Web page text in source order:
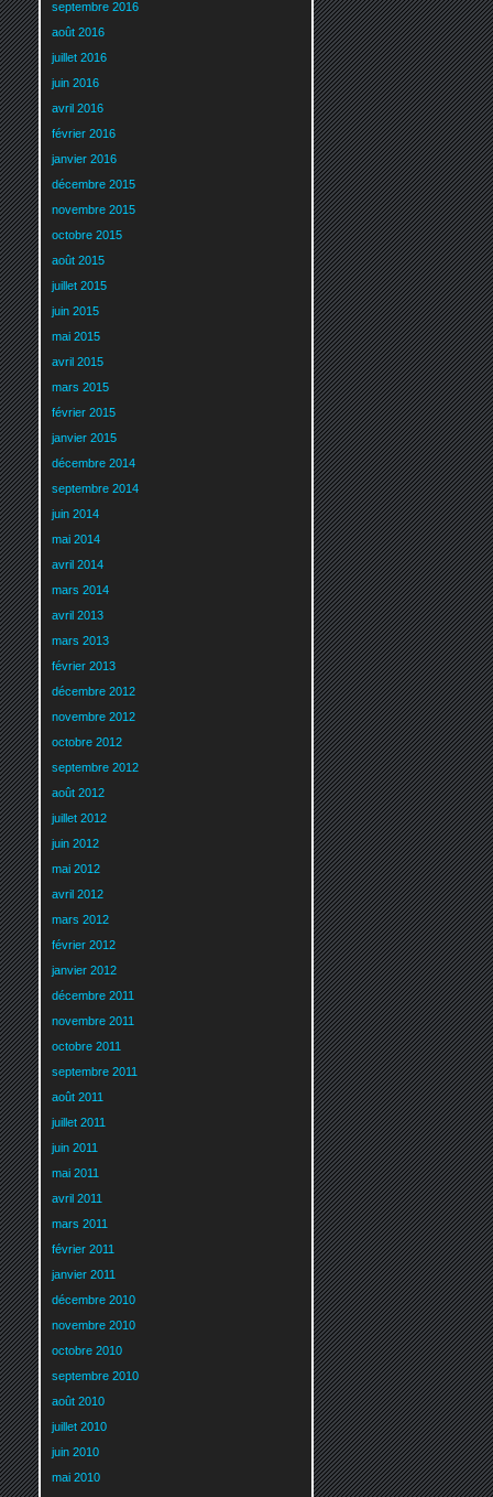
septembre 2016
août 2016
juillet 2016
juin 2016
avril 2016
février 2016
janvier 2016
décembre 2015
novembre 2015
octobre 2015
août 2015
juillet 2015
juin 2015
mai 2015
avril 2015
mars 2015
février 2015
janvier 2015
décembre 2014
septembre 2014
juin 2014
mai 2014
avril 2014
mars 2014
avril 2013
mars 2013
février 2013
décembre 2012
novembre 2012
octobre 2012
septembre 2012
août 2012
juillet 2012
juin 2012
mai 2012
avril 2012
mars 2012
février 2012
janvier 2012
décembre 2011
novembre 2011
octobre 2011
septembre 2011
août 2011
juillet 2011
juin 2011
mai 2011
avril 2011
mars 2011
février 2011
janvier 2011
décembre 2010
novembre 2010
octobre 2010
septembre 2010
août 2010
juillet 2010
juin 2010
mai 2010